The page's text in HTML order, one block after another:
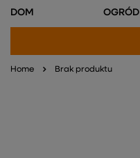
DOM OGRÓD
Home Brak produktu